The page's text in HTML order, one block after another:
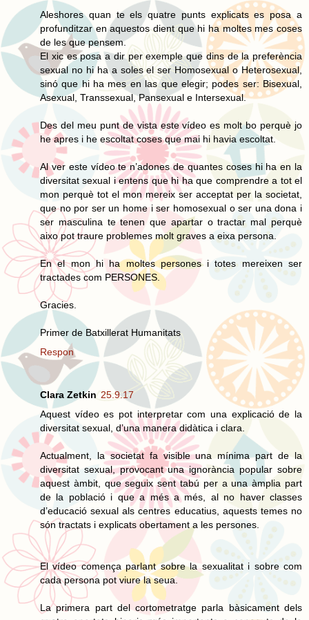
Aleshores quan te els quatre punts explicats es posa a
profunditzar en aquestos dient que hi ha moltes mes coses
de les que pensem.
El xic es posa a dir per exemple que dins de la preferència
sexual no hi ha a soles el ser Homosexual o Heterosexual,
sinó que hi ha mes en las que elegir; podes ser: Bisexual,
Asexual, Transsexual, Pansexual e Intersexual.
Des del meu punt de vista este vídeo es molt bo perquè jo
he apres i he escoltat coses que mai hi havia escoltat.
Al ver este vídeo te n’adones de quantes coses hi ha en la
diversitat sexual i entens que hi ha que comprendre a tot el
mon perquè tot el mon mereix ser acceptat per la societat,
que no por ser un home i ser homosexual o ser una dona i
ser masculina te tenen que apartar o tractar mal perquè
aixo pot traure problemes molt graves a eixa persona.
En el mon hi ha moltes persones i totes mereixen ser
tractades com PERSONES.
Gracies.
Primer de Batxillerat Humanitats
Respon
Clara Zetkin 25.9.17
Aquest vídeo es pot interpretar com una explicació de la
diversitat sexual, d’una manera didàtica i clara.
Actualment, la societat fa visible una mínima part de la
diversitat sexual, provocant una ignorància popular sobre
aquest àmbit, que seguix sent tabú per a una àmplia part
de la població i que a més a més, al no haver classes
d’educació sexual als centres educatius, aquests temes no
són tractats i explicats obertament a les persones.
El vídeo comença parlant sobre la sexualitat i sobre com
cada persona pot viure la seua.
La primera part del cortometratge parla bàsicament dels